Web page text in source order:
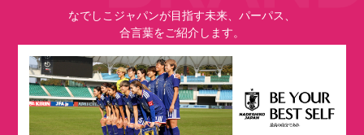
なでしこジャパンが目指す未来、パーパス、
合言葉をご紹介します。